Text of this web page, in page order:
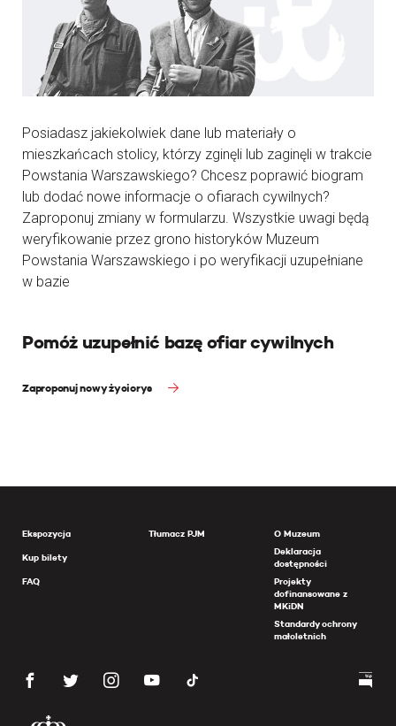
Posiadasz jakiekolwiek dane lub materiały o
mieszkańcach stolicy, którzy zginęli lub zaginęli w trakcie
Powstania Warszawskiego? Chcesz poprawić biogram
lub dodać nowe informacje o ofiarach cywilnych?
Zaproponuj zmiany w formularzu. Wszystkie uwagi będą
weryfikowanie przez grono historyków Muzeum
Powstania Warszawskiego i po weryfikacji uzupełniane
w bazie
Pomóż uzupełnić bazę ofiar cywilnych
Zaproponuj nowy życiorys
Ekspozycja
Kup bilety
FAQ
Tłumacz PJM
O Muzeum
Deklaracja
dostępności
Projekty
dofinansowane z
MKiDN
Standardy ochrony
małoletnich